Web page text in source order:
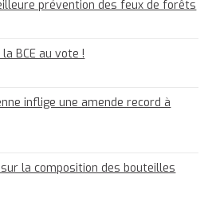
prévention des feux de forêts
BCE au vote !
inflige une amende record à
la composition des bouteilles